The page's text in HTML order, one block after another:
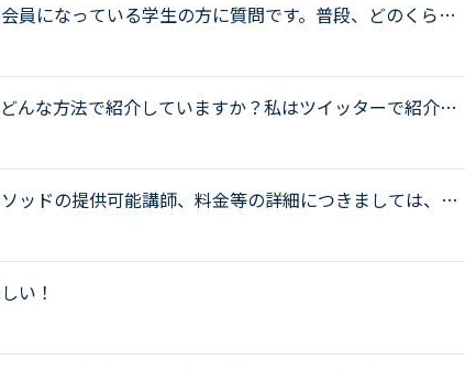
員になっている学生の方に質問です。普段、どのくらい
ますか？予約ですか、それとも今すぐですか？カランは
...
んな方法で紹介していますか？私はツイッターで紹介リ
たら特典クーポン付与のお知らせメールが届いていまし
...
ッドの提供可能講師、料金等の詳細につきましては、提
す。とありますよね、予約で２００円、さらに追加料金
...
い！